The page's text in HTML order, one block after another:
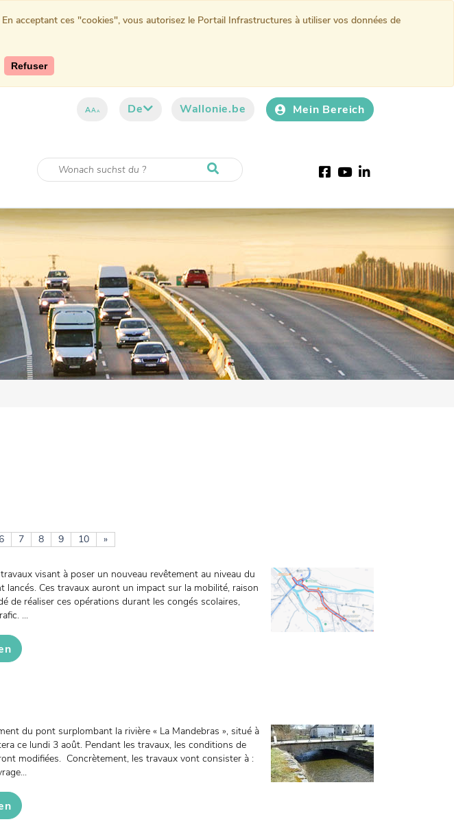
AAA De Wallonie.be Mein Bereich
Facebook
YoutubeLinkedIn
7 8 9 10 »
visant à poser un nouveau revêtement au niveau du
lancés. Ces travaux auront un impact sur la mobilité, raison
de réaliser ces opérations durant les congés scolaires,
...
du pont surplombant la rivière « La Mandebras », situé à
ce lundi 3 août. Pendant les travaux, les conditions de
modifiées. Concrètement, les travaux vont consister à :
acceptant ces "cookies", vous autorisez le Portail Infrastructures à utiliser vos données de
Refuser